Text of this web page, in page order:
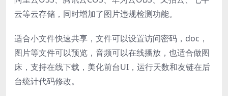
云等云存储，同时增加了图片违规检测功能。
适合小文件快速共享，文件可以设置访问密码，doc，
图片等文件可以预览，音频可以在线播放，也适合做图
床，支持在线下载，美化前台UI，运行天数和友链在后
台统计代码修改。